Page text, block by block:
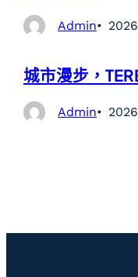
Admin
城市漫步，
Admin